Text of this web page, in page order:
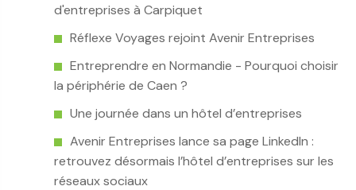
d'entreprises à Carpiquet
Réflexe Voyages rejoint Avenir Entreprises
Entreprendre en Normandie - Pourquoi choisir
la périphérie de Caen ?
Une journée dans un hôtel d’entreprises
Avenir Entreprises lance sa page LinkedIn :
retrouvez désormais l’hôtel d’entreprises sur les
réseaux sociaux